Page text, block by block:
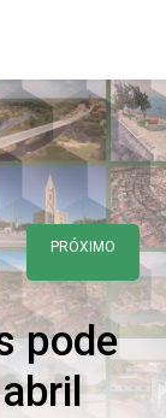
PRÓXIMO
pode